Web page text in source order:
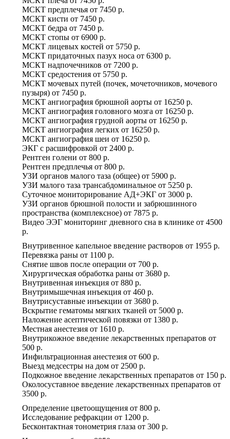
МСКТ предплечья от 7450 р.
МСКТ кисти от 7450 р.
МСКТ бедра от 7450 р.
МСКТ стопы от 6900 р.
МСКТ лицевых костей от 5750 р.
МСКТ придаточных пазух носа от 6300 р.
МСКТ надпочечников от 7200 р.
МСКТ средостения от 5750 р.
МСКТ мочевых путей (почек, мочеточников, мочевого
пузыря) от 7450 р.
МСКТ ангиография брюшной аорты от 16250 р.
МСКТ ангиография головного мозга от 16250 р.
МСКТ ангиография грудной аорты от 16250 р.
МСКТ ангиография легких от 16250 р.
МСКТ ангиография шеи от 16250 р.
ЭКГ с расшифровкой от 2400 р.
Рентген голени от 800 р.
Рентген предплечья от 800 р.
УЗИ органов малого таза (общее) от 5900 р.
УЗИ малого таза трансабдоминальное от 5250 р.
Суточное мониторирование АД+ЭКГ от 3000 р.
УЗИ органов брюшной полости и забрюшинного
пространства (комплексное) от 7875 р.
Видео ЭЭГ мониторинг дневного сна в клинике от 4500
р.
Внутривенное капельное введение растворов от 1955 р.
Перевязка раны от 1100 р.
Снятие швов после операции от 700 р.
Хирургическая обработка раны от 3680 р.
Внутривенная инъекция от 880 р.
Внутримышечная инъекция от 460 р.
Внутрисуставные инъекции от 3680 р.
Вскрытие гематомы мягких тканей от 5000 р.
Наложение асептической повязки от 1380 р.
Местная анестезия от 1610 р.
Внутрикожное введение лекарственных препаратов от
500 р.
Инфильтрационная анестезия от 600 р.
Выезд медсестры на дом от 2500 р.
Подкожное введение лекарственных препаратов от 150 р.
Околосуставное введение лекарственных препаратов от
3500 р.
Определение цветоощущения от 800 р.
Исследование рефракции от 1200 р.
Бесконтактная тонометрия глаза от 300 р.